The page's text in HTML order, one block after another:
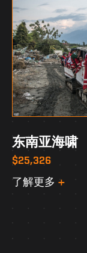
东南亚海啸
$25,326
了解更多